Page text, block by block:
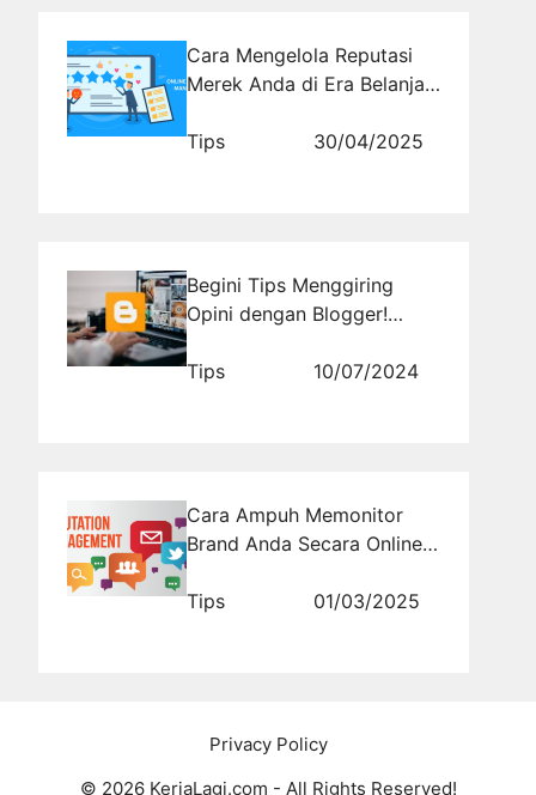
Cara Mengelola Reputasi
Merek Anda di Era Belanja
Tips
30/04/2025
Begini Tips Menggiring
Opini dengan Blogger!
Tips
10/07/2024
Cara Ampuh Memonitor
Brand Anda Secara Online
Tips
01/03/2025
Privacy Policy
© 2026 KerjaLagi.com - All Rights Reserved!